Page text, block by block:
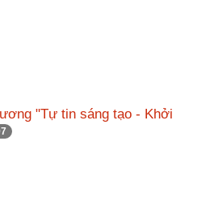
"Tự tin sáng tạo - Khởi